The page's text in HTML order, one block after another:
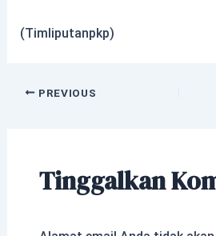
(Timliputanpkp)
PREVIOUS
Tinggalkan